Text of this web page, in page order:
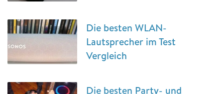
Die besten WLAN-
Lautsprecher im Test
Vergleich
Die besten Party- und